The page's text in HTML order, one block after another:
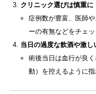
クリニック選びは慎重に
症例数が豊富、医師
ーの有無などをチェッ
当日の過度な飲酒や激し
術後当日は血行が良
動）を控えるように指